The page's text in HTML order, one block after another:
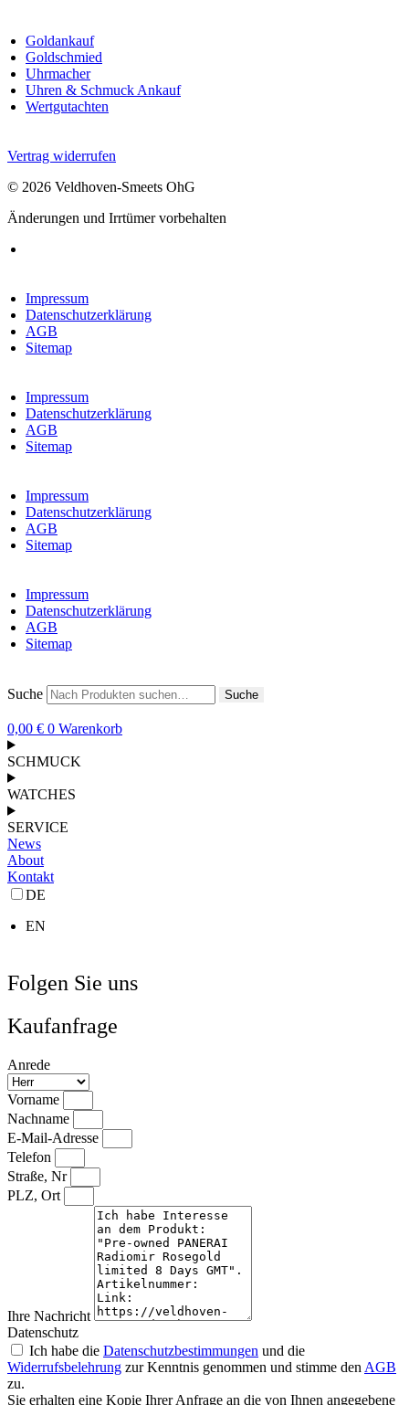
Goldankauf
Goldschmied
Uhrmacher
Uhren & Schmuck Ankauf
Wertgutachten
Vertrag widerrufen
© 2026 Veldhoven-Smeets OhG
Änderungen und Irrtümer vorbehalten
Impressum
Datenschutzerklärung
AGB
Sitemap
Impressum
Datenschutzerklärung
AGB
Sitemap
Impressum
Datenschutzerklärung
AGB
Sitemap
Impressum
Datenschutzerklärung
AGB
Sitemap
Suche Suche
0,00 € 0 Warenkorb
SCHMUCK
WATCHES
SERVICE
News
About
Kontakt
DE
EN
Folgen Sie uns
Kaufanfrage
Anrede
Vorname
Nachname
E-Mail-Adresse
Telefon
Straße, Nr
PLZ, Ort
Ihre Nachricht
Datenschutz
Ich habe die Datenschutzbestimmungen und die
Widerrufsbelehrung zur Kenntnis genommen und stimme den AGB
zu.
Sie erhalten eine Kopie Ihrer Anfrage an die von Ihnen angegebene